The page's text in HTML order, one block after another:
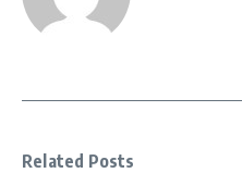
Related Posts